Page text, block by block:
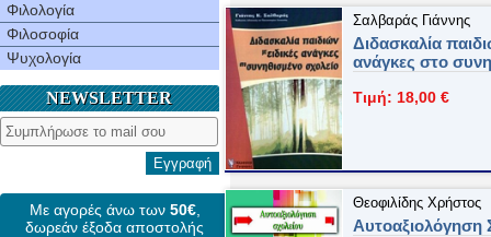
Φιλολογία
Φιλοσοφία
Ψυχολογία
NEWSLETTER
Εγγραφή
Με αγορές άνω των 50€
δωρεάν έξοδα αποστολής
Σαλβαράς Γιάννης
Διδασκαλία
ανάγκες στο
Τιμή: 18,00 €
Θεοφιλίδης Χρήστος
Αυτοαξιολόγηση